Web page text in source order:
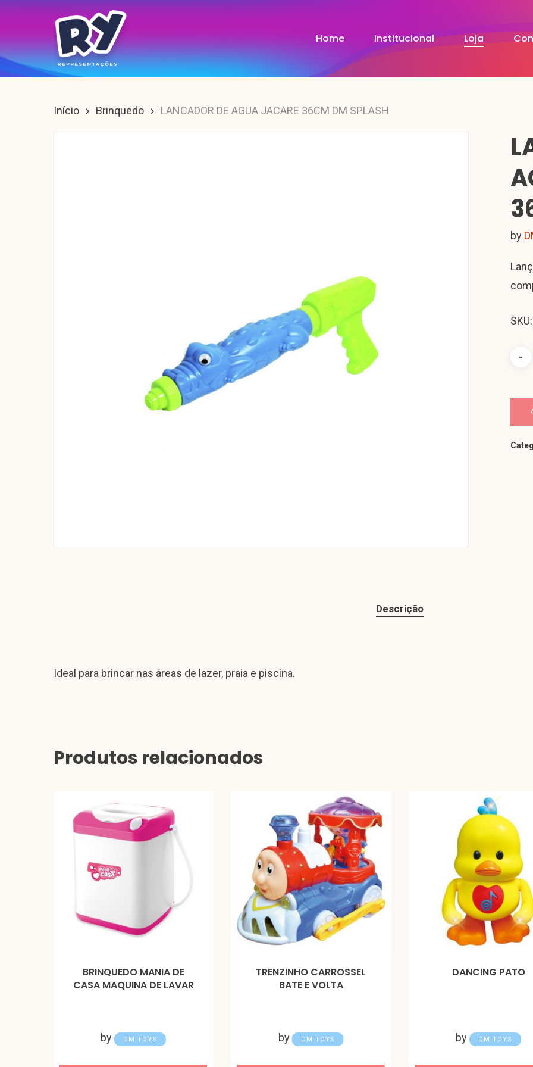
Skip
main
content
Home Institucional Loja
Início Brinquedo LANCADOR DE AGUA JACARE 36CM DM SPLASH
by
Descrição
Ideal para brincar nas áreas de lazer, praia e piscina.
Produtos relacionados
BRINQUEDO MANIA DE
CASA MAQUINA DE LAVAR
by DM TOYS
TRENZINHO CARROSSEL
BATE E VOLTA
by DM TOYS
DANCING PATO
by DM TOYS